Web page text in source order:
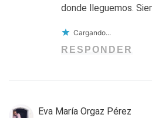
donde lleguemos.
Cargando...
RESPONDER
Eva María Orgaz Pérez